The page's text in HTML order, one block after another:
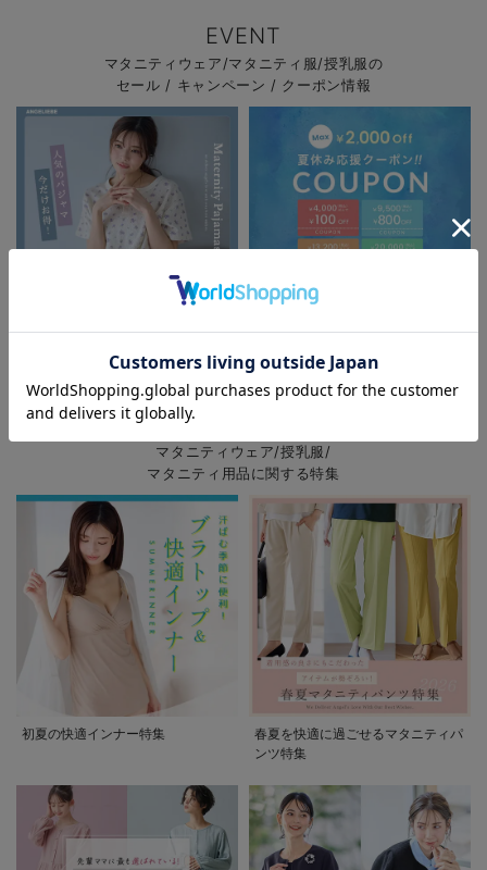
EVENT
マタニティウェア/マタニティ服/授乳服の
セール / キャンペーン / クーポン情報
OFF
FEATURE
マタニティウェア/授乳服/
マタニティ用品に関する特集
初夏の快適インナー特集
春夏を快適に過ごせるマタニティパ
ンツ特集
お気に入り商品を確認する